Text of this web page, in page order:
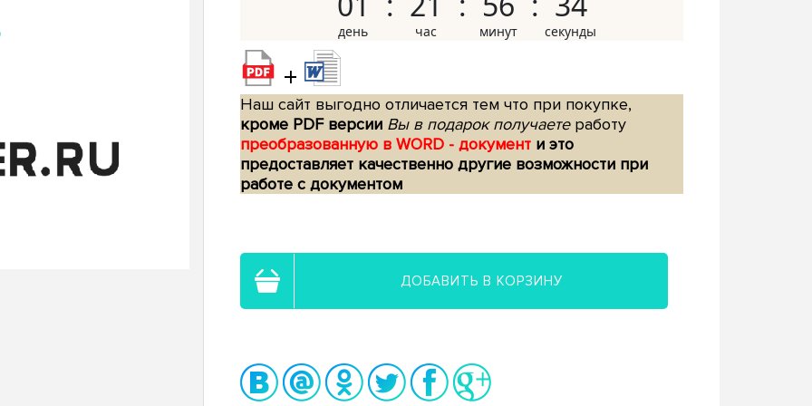
+
Наш сайт выгодно отличается тем что при покупке,
кроме PDF версии Вы в подарок получаетеработу
преобразованную в WORD - документ и это
предоставляет качественно другие возможности при
работе с документом
ДОБАВИТЬ В КОРЗИНУ